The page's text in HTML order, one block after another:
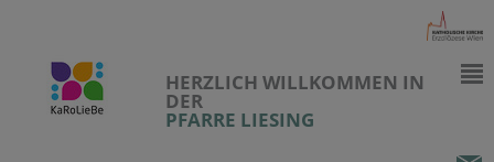
HERZLICH WILLKOMMEN IN
DER
PFARRE LIESING